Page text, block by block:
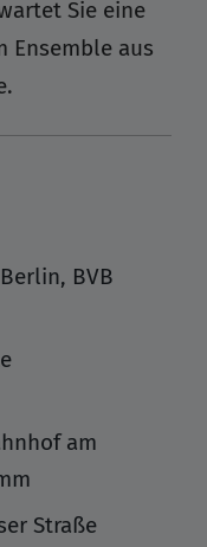
Sie eine
Ensemble aus
BVB
am
Straße